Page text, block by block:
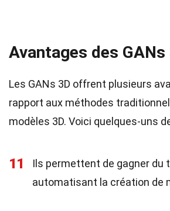
Avantages des GANs
Les GANs 3D offrent plusieurs
rapport aux méthodes
modèles 3D. Voici quelques-uns
11
Ils permettent de gagner du
automatisant la création de